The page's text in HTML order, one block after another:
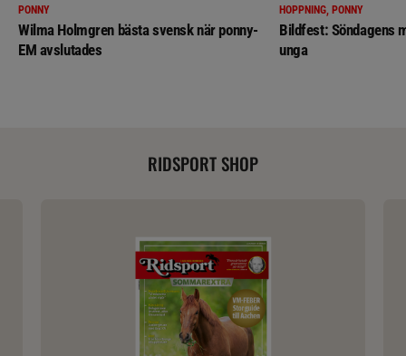
PONNY
Wilma Holmgren bästa svensk när ponny-
EM avslutades
HOPPNING, PONNY
Bildfest: Söndagens
unga
RIDSPORT SHOP